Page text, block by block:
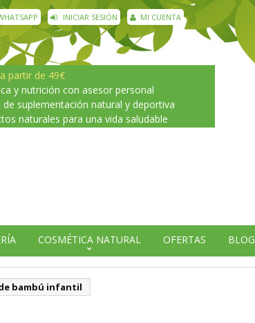
INICIAR SESIÓN MI CUENTA
partir de 49€
y nutrición con asesor personal
de suplementación natural y deportiva
naturales para una vida saludable
COSMÉTICA NATURAL OFERTAS BLOG
bambú infantil